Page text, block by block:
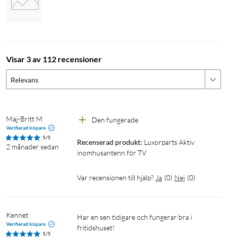
Visar 3 av 112 recensioner
Relevans
Maj-Britt M
Verifierad köpare
5/5
2 månader sedan
Den fungerade
Recenserad produkt: Luxorparts Aktiv
inomhusantenn för TV
Var recensionen till hjälp? Ja (0) Nej (0)
Kennet
Verifierad köpare
5/5
Har en sen tidigare och fungerar bra i
fritidshuset!